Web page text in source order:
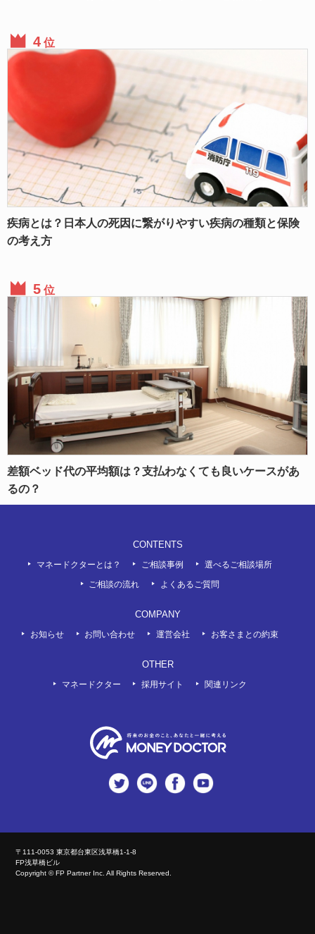
位
疾病とは？日本人の死因に繋がりやすい疾病の種類と保険
の考え方
位
差額ベッド代の平均額は？支払わなくても良いケースがあ
るの？
CONTENTS
マネードクターとは？ ご相談事例 選べるご相談場所
ご相談の流れ よくあるご質問
COMPANY
お知らせ お問い合わせ 運営会社 お客さまとの約束
OTHER
マネードクター 採用サイト 関連リンク
twitter LINE Facebook
〒111-0053 東京都台東区浅草橋1-1-8
FP浅草橋ビル
Copyright © FP Partner Inc. All Rights Reserved.